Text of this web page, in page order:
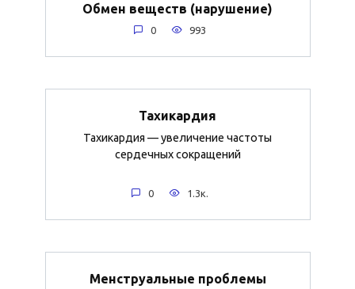
Обмен веществ (нарушение)
0 993
Тахикардия
Тахикардия — увеличение частоты
сердечных сокращений
0 1.3к.
Менструальные проблемы